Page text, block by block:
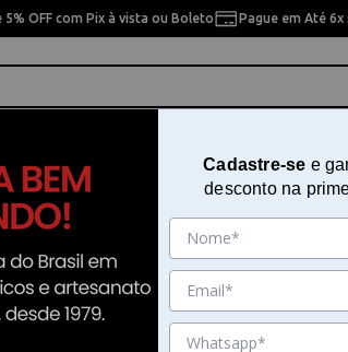
5% OFF com Pix à vista ou Boleto Pague em Até
Pintura Artesanal
1377
em Mdf Litoarte Café
- Ser Melhor - APM8-1377
Cadastre-se e
desconto na